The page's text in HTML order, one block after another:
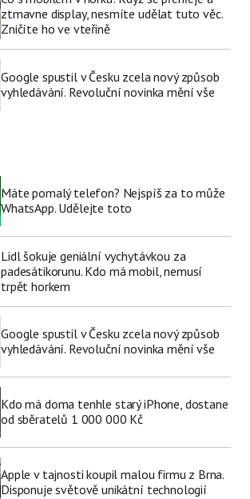
ztmavne display, nesmíte udělat tuto věc.
Zničíte ho ve vteřině
Google spustil v Česku zcela nový způsob
vyhledávání. Revoluční novinka mění vše
Máte pomalý telefon? Nejspíš za to může
WhatsApp. Udělejte toto
Lidl šokuje geniální vychytávkou za
padesátikorunu. Kdo má mobil, nemusí
trpět horkem
Google spustil v Česku zcela nový způsob
vyhledávání. Revoluční novinka mění vše
Kdo má doma tenhle starý iPhone, dostane
od sběratelů 1 000 000 Kč
Apple v tajnosti koupil malou firmu z Brna.
Disponuje světově unikátní technologií